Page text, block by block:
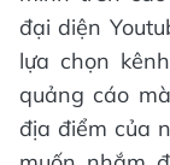
đại diện
lựa chọn
quảng cáo
địa điểm của